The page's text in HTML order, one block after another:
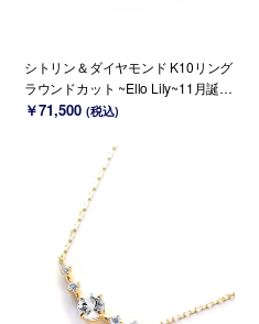
シトリン＆ダイヤモンド K10リング
ラウンドカット ~Ello Lily~11月誕生
石(K18/PT変更可能)
￥71,500 (税込)